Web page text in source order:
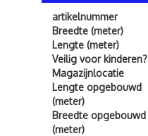
artikelnummer
Breedte (meter)
Lengte (meter)
Veilig voor kinderen?
Magazijnlocatie
Lengte opgebouwd
(meter)
Breedte opgebouwd
(meter)